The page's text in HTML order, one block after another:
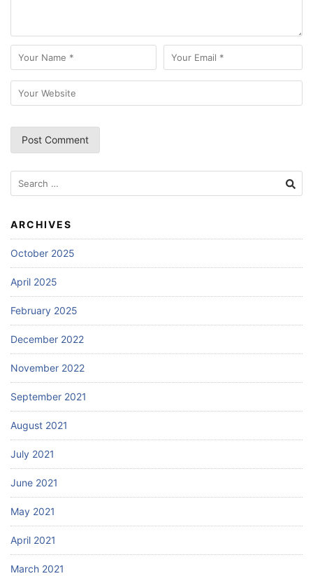
Search
for:
ARCHIVES
October 2025
April 2025
February 2025
December 2022
November 2022
September 2021
August 2021
July 2021
June 2021
May 2021
April 2021
March 2021